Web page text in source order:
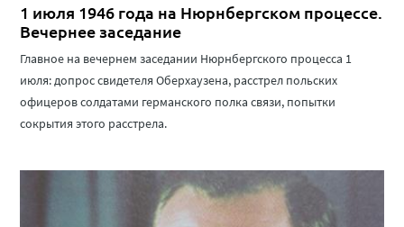
1 июля 1946 года на Нюрнбергском процессе.
Вечернее заседание
Главное на вечернем заседании Нюрнбергского процесса 1
июля: допрос свидетеля Оберхаузена, расстрел польских
офицеров солдатами германского полка связи, попытки
сокрытия этого расстрела.